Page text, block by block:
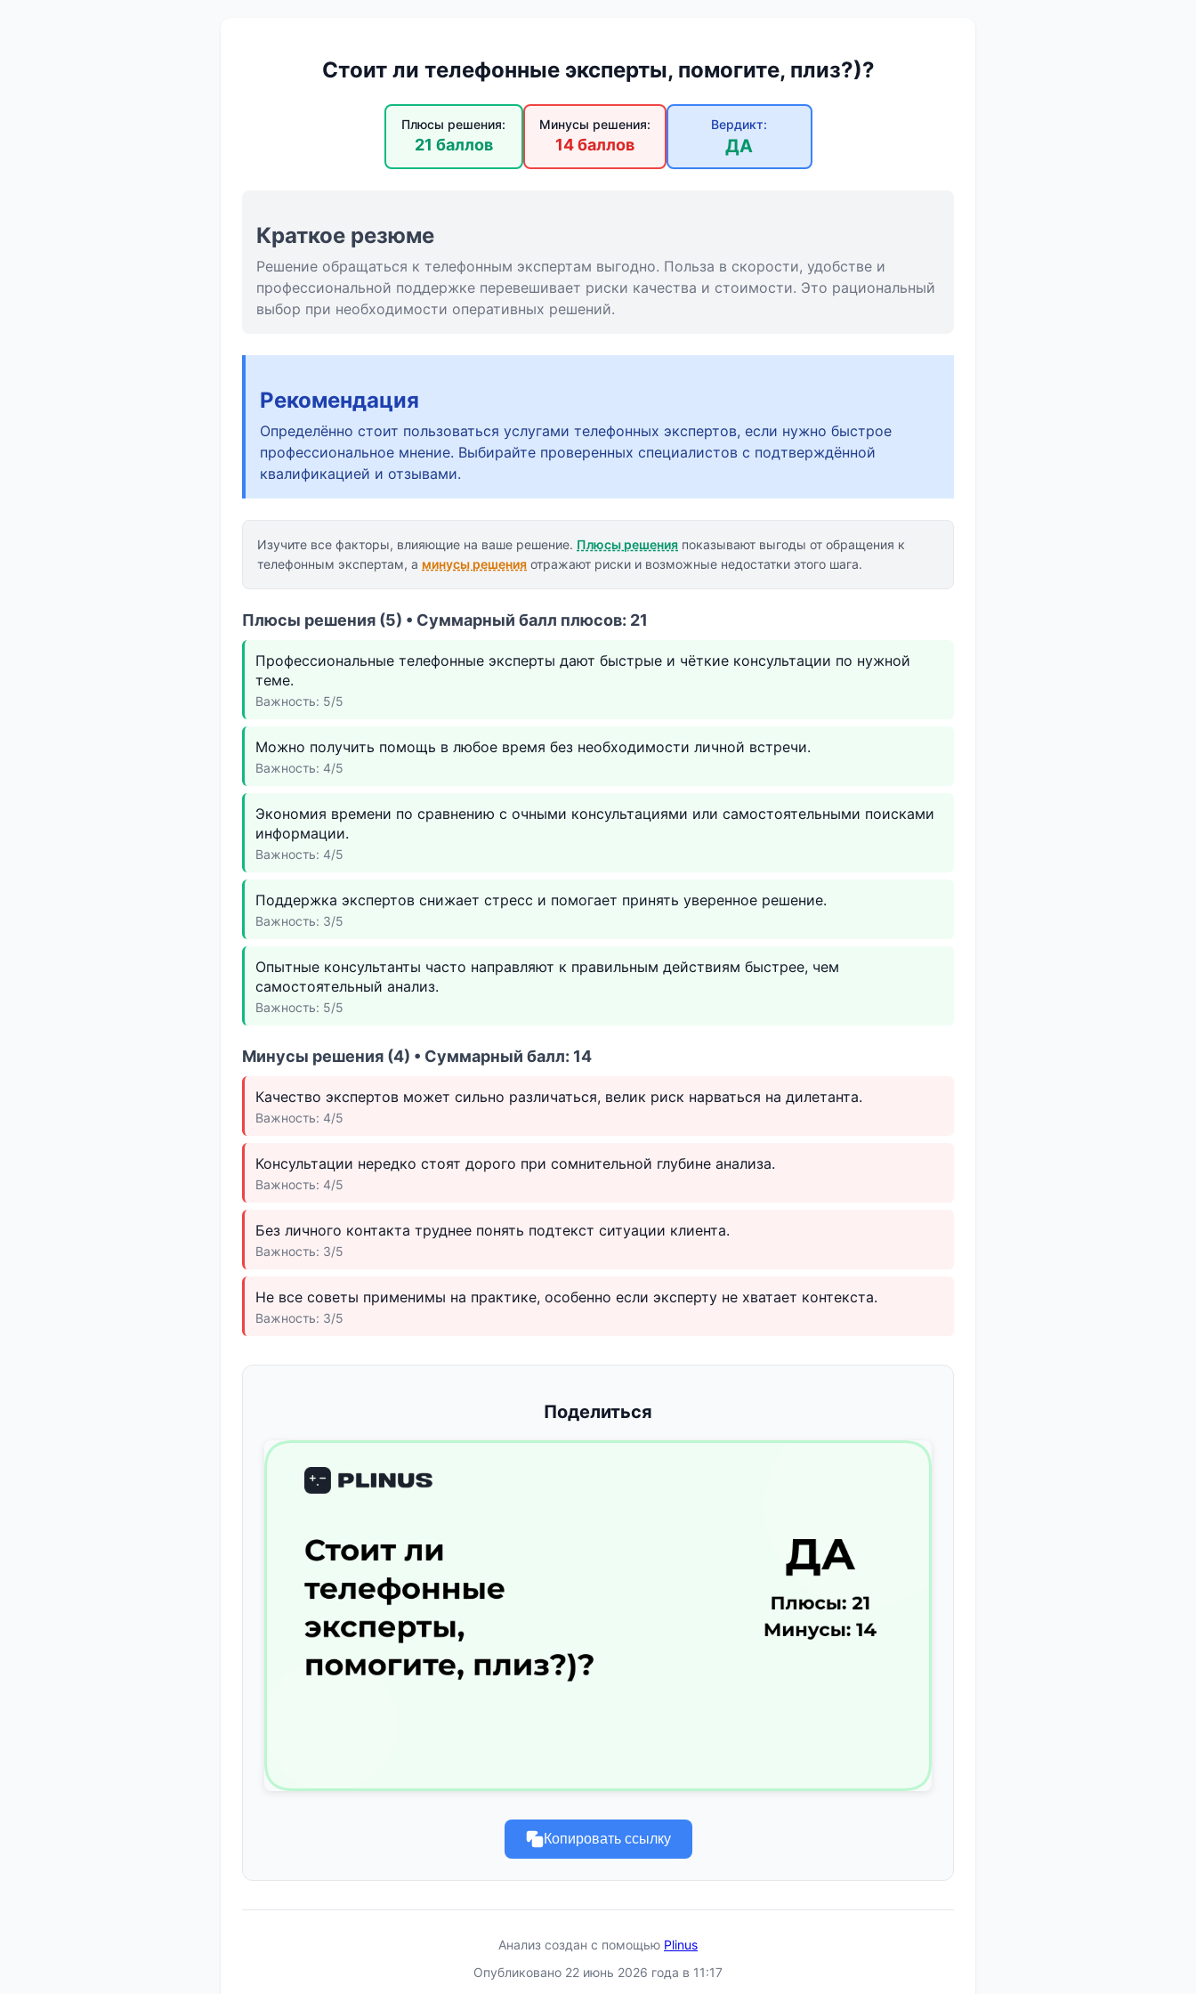
Стоит ли телефонные эксперты, помогите, плиз?)?
Плюсы решения:
21 баллов
Минусы решения:
14 баллов
Вердикт:
ДА
Краткое резюме
Решение обращаться к телефонным экспертам выгодно. Польза в скорости, удобстве и
профессиональной поддержке перевешивает риски качества и стоимости. Это рациональный
выбор при необходимости оперативных решений.
Рекомендация
Определённо стоит пользоваться услугами телефонных экспертов, если нужно быстрое
профессиональное мнение. Выбирайте проверенных специалистов с подтверждённой
квалификацией и отзывами.
Изучите все факторы, влияющие на ваше решение. Плюсы решения показывают выгоды от обращения к
телефонным экспертам, а минусы решения отражают риски и возможные недостатки этого шага.
Плюсы решения (5) • Суммарный балл плюсов: 21
Профессиональные телефонные эксперты дают быстрые и чёткие консультации по нужной
теме.
Важность: 5/5
Можно получить помощь в любое время без необходимости личной встречи.
Важность: 4/5
Экономия времени по сравнению с очными консультациями или самостоятельными поисками
информации.
Важность: 4/5
Поддержка экспертов снижает стресс и помогает принять уверенное решение.
Важность: 3/5
Опытные консультанты часто направляют к правильным действиям быстрее, чем
самостоятельный анализ.
Важность: 5/5
Минусы решения (4) • Суммарный балл: 14
Качество экспертов может сильно различаться, велик риск нарваться на дилетанта.
Важность: 4/5
Консультации нередко стоят дорого при сомнительной глубине анализа.
Важность: 4/5
Без личного контакта труднее понять подтекст ситуации клиента.
Важность: 3/5
Не все советы применимы на практике, особенно если эксперту не хватает контекста.
Важность: 3/5
Поделиться
Копировать ссылку
Анализ создан с помощью Plinus
Опубликовано 22 июнь 2026 года в 11:17